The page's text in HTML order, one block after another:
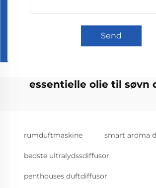
Send
essentielle olie til søvn
rumduftmaskine smart aroma
bedste ultralydssdiffusor
penthouses duftdiffusor